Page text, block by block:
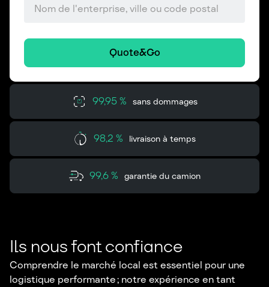
Quote&Go
99,95 % sans dommages
98,2 % livraison à temps
99,6 % garantie du camion
Ils nous font confiance
Comprendre le marché local est essentiel pour une
logistique performante ; notre expérience en tant